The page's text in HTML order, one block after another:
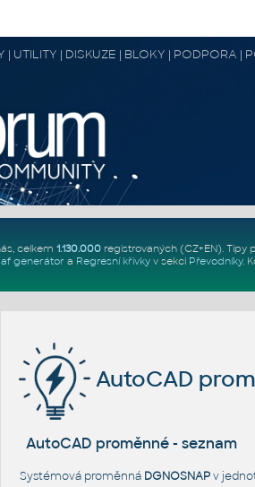
| UTILITY | DISKUZE | BLOKY | PODPORA |
celkem 1.130.000registrovaných (CZ+EN). Tipy
generátor a Regresní křivkyv sekci Převodníky.
AutoCAD
AutoCAD proměnné - seznam
Systémová proměnná DGNOSNAPv